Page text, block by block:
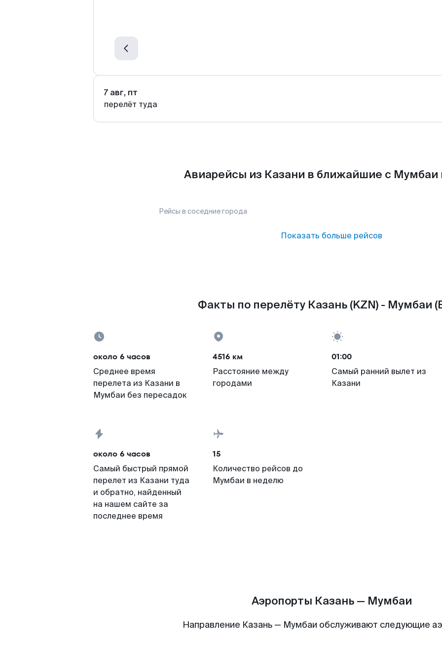
7 авг, пт
перелёт туда
Авиарейсы из Казани в ближайшие с Мумбаи
Рейсы в соседние города
Показать больше рейсов
Факты по перелёту Казань (KZN) - Мумбаи
около 6 часов
Среднее время
перелета из Казани в
Мумбаи без пересадок
4516 км
Расстояние между
городами
01:00
Самый ранний вылет из
Казани
около 6 часов
Самый быстрый прямой
перелет из Казани туда
и обратно, найденный
на нашем сайте за
последнее время
15
Количество рейсов до
Мумбаи в неделю
Аэропорты Казань — Мумбаи
Направление Казань — Мумбаи обслуживают следующие